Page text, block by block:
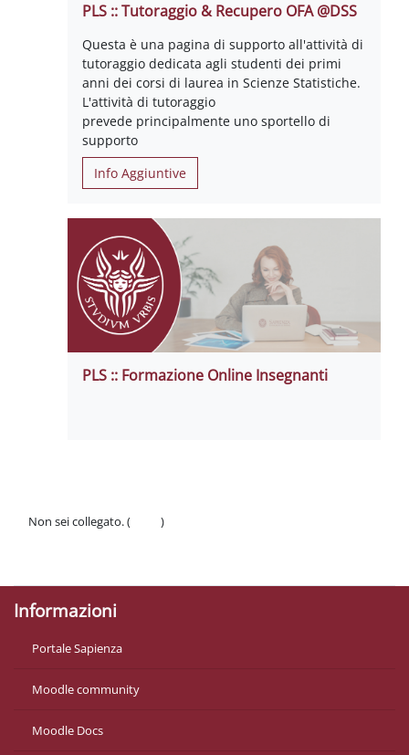
PLS :: Tutoraggio & Recupero OFA @DSS
Questa è una pagina di supporto all'attività di
tutoraggio dedicata agli studenti dei primi
anni dei corsi di laurea in Scienze Statistiche.
L'attività di tutoraggio
prevede principalmente uno sportello di
supporto
Info Aggiuntive
PLS :: Formazione Online Insegnanti
Non sei collegato. (
)
Informazioni
Portale Sapienza
Moodle community
Moodle Docs